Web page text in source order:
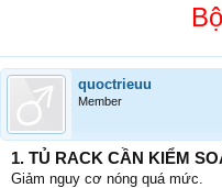
quoctrieuu
Member
1. TỦ RACK CẦN KIỂM
Giảm nguy cơ nóng quá mức.